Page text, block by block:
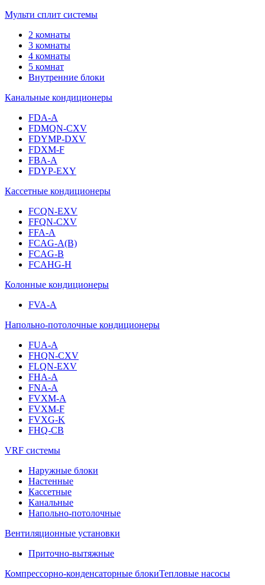
Мульти сплит системы
2 комнаты
3 комнаты
4 комнаты
5 комнат
Внутренние блоки
Канальные кондиционеры
FDA-A
FDMQN-CXV
FDYMP-DXV
FDXM-F
FBA-A
FDYP-EXY
Кассетные кондиционеры
FCQN-EXV
FFQN-CXV
FFA-A
FCAG-A(B)
FCAG-B
FCAHG-H
Колонные кондиционеры
FVA-A
Напольно-потолочные кондиционеры
FUA-A
FHQN-CXV
FLQN-EXV
FHA-A
FNA-A
FVXM-A
FVXM-F
FVXG-K
FHQ-CB
VRF системы
Наружные блоки
Настенные
Кассетные
Канальные
Напольно-потолочные
Вентиляционные установки
Приточно-вытяжные
Компрессорно-конденсаторные блокиТепловые насосы